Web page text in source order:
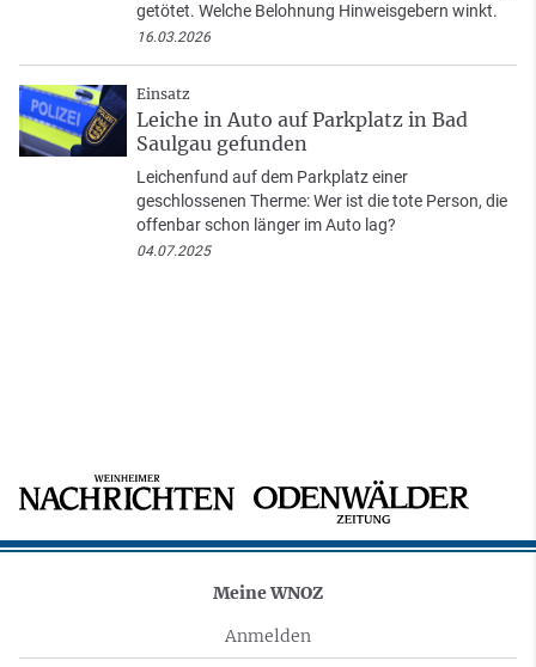
getötet. Welche Belohnung Hinweisgebern winkt.
16.03.2026
Einsatz
Leiche in Auto auf Parkplatz in Bad
Saulgau gefunden
Leichenfund auf dem Parkplatz einer
geschlossenen Therme: Wer ist die tote Person, die
offenbar schon länger im Auto lag?
04.07.2025
Meine WNOZ
Anmelden